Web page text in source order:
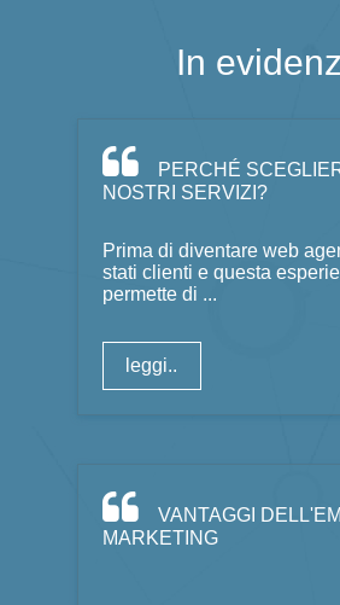
In
PERCHÉ
NOSTRI SERVIZI?
Prima di diventare web
stati clienti e questa
permette di ...
leggi..
VANTAGGI
MARKETING